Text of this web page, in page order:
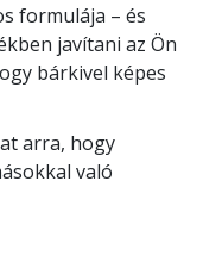
formulája – és
javítani az Ön
bárkivel képes
arra, hogy
való